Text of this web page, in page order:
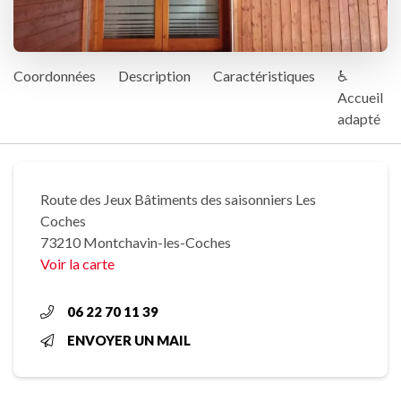
Coordonnées Description Caractéristiques
♿
Accueil
adapté
Route des Jeux Bâtiments des saisonniers Les
Coches
73210 Montchavin-les-Coches
Voir la carte
06 22 70 11 39
ENVOYER UN MAIL